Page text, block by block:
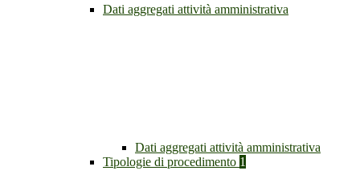
Dati aggregati attività amministrativa
Dati aggregati attività amministrativa
Tipologie di procedimento 1